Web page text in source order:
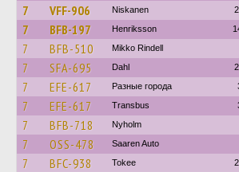
7 VFF-906 Niskanen
7 BFB-197 Henriksson
7 BFB-510 Mikko Rindell
7 SFA-695 Dahl
7 EFE-617 Разные города
7 EFE-617 Transbus
7 BFB-718 Nyholm
7 OSS-478 Saaren Auto
7 BFC-938 Tokee